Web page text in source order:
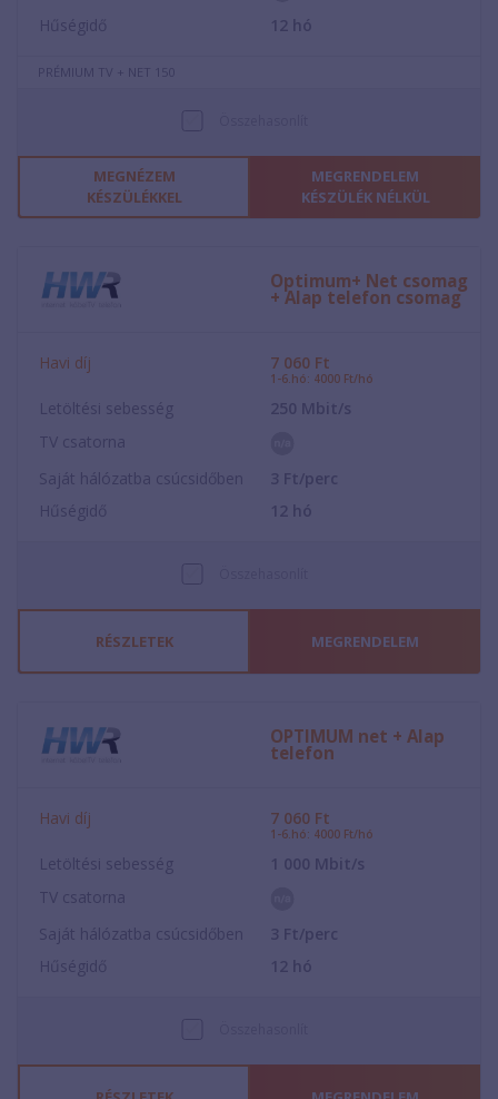
Hűségidő
12 hó
PRÉMIUM TV + NET 150
MEGNÉZEM
KÉSZÜLÉKKEL
MEGRENDELEM
KÉSZÜLÉK NÉLKÜL
Optimum+ Net csomag
+ Alap telefon csomag
Havi díj 7 060 Ft
1-6.hó: 4000 Ft/hó
Letöltési sebesség 250 Mbit/s
TV csatorna
Saját hálózatba csúcsidőben
3 Ft/perc
Hűségidő
12 hó
RÉSZLETEK MEGRENDELEM
OPTIMUM net + Alap
telefon
Havi díj 7 060 Ft
1-6.hó: 4000 Ft/hó
Letöltési sebesség 1 000 Mbit/s
TV csatorna
Saját hálózatba csúcsidőben
3 Ft/perc
Hűségidő
12 hó